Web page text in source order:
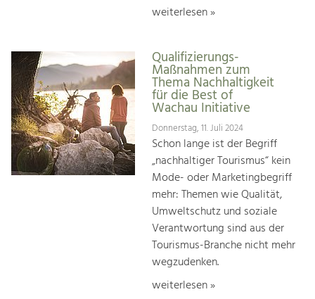
weiterlesen »
Qualifizierungs-
Maßnahmen zum
Thema Nachhaltigkeit
für die Best of
Wachau Initiative
Donnerstag, 11. Juli 2024
Schon lange ist der Begriff
„nachhaltiger Tourismus“ kein
Mode- oder Marketingbegriff
mehr: Themen wie Qualität,
Umweltschutz und soziale
Verantwortung sind aus der
Tourismus-Branche nicht mehr
wegzudenken.
weiterlesen »